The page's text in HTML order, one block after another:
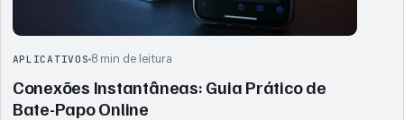
APLICATIVOS 8 min de leitura
Conexões Instantâneas: Guia Prático de
Bate-Papo Online